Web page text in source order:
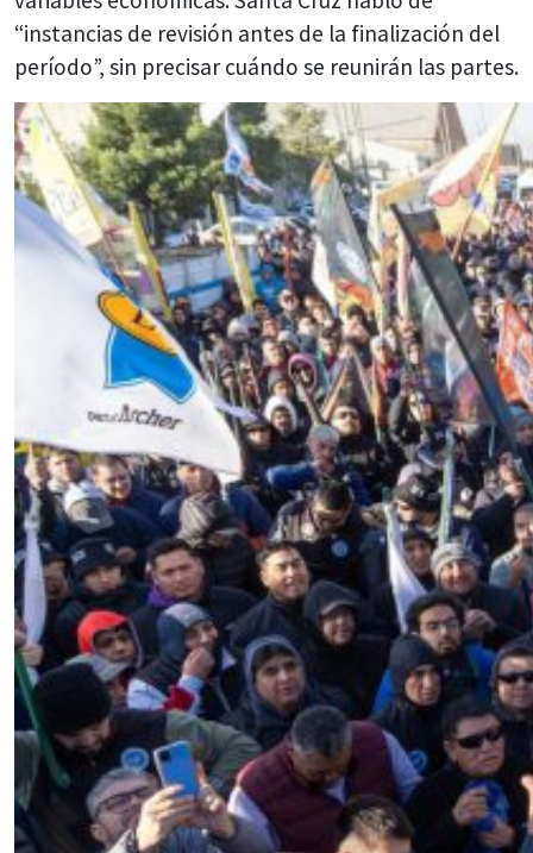
“instancias de revisión antes de la finalización del
período”, sin precisar cuándo se reunirán las partes.